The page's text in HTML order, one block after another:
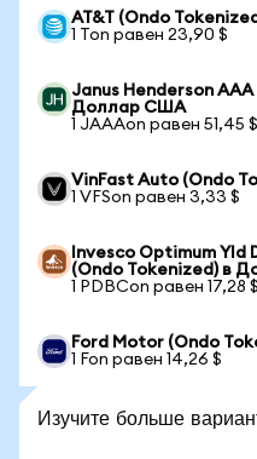
AT&T (Ondo
1 Ton равен 23,90 $
Janus Henderson
Доллар США
1 JAAAon равен 51,45 $
VinFast Auto (Ondo
1 VFSon равен 3,33 $
Invesco Optimum Yld
(Ondo Tokenized) в
1 PDBCon равен 17,28 $
Ford Motor (Ondo
1 Fon равен 14,26 $
Изучите больше